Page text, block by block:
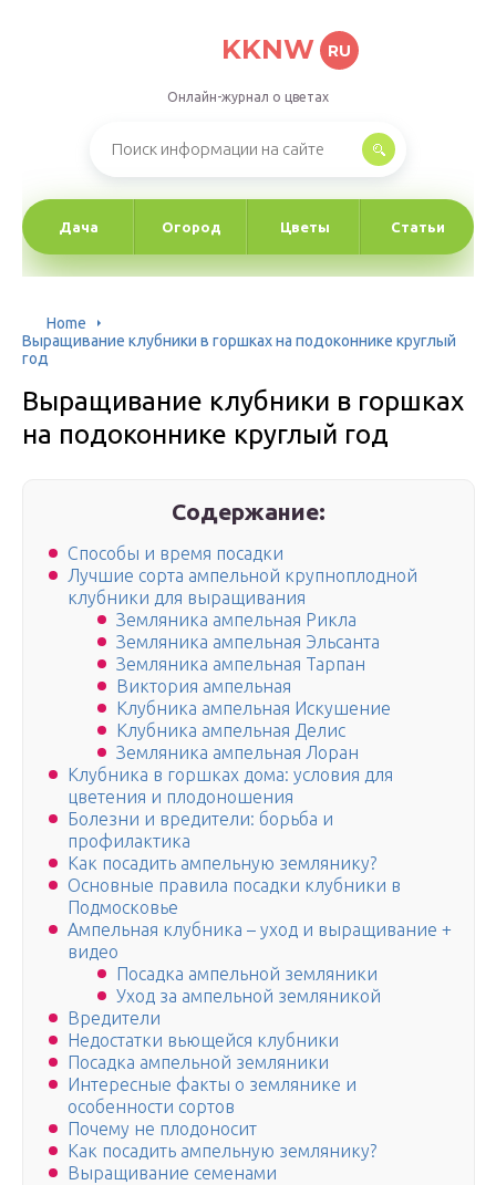
KKNW RU
Онлайн-журнал о цветах
Дача Огород Цветы Статьи
Home
Выращивание клубники в горшках на подоконнике круглый
год
Выращивание клубники в горшках
на подоконнике круглый год
Содержание:
Способы и время посадки
Лучшие сорта ампельной крупноплодной
клубники для выращивания
Земляника ампельная Рикла
Земляника ампельная Эльсанта
Земляника ампельная Тарпан
Виктория ампельная
Клубника ампельная Искушение
Клубника ампельная Делис
Земляника ампельная Лоран
Клубника в горшках дома: условия для
цветения и плодоношения
Болезни и вредители: борьба и
профилактика
Как посадить ампельную землянику?
Основные правила посадки клубники в
Подмосковье
Ампельная клубника – уход и выращивание +
видео
Посадка ампельной земляники
Уход за ампельной земляникой
Вредители
Недостатки вьющейся клубники
Посадка ампельной земляники
Интересные факты о землянике и
особенности сортов
Почему не плодоносит
Как посадить ампельную землянику?
Выращивание семенами